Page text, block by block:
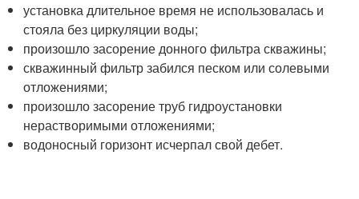
установка длительное время не использовалась и
стояла без циркуляции воды;
произошло засорение донного фильтра скважины;
скважинный фильтр забился песком или солевыми
отложениями;
произошло засорение труб гидроустановки
нерастворимыми отложениями;
водоносный горизонт исчерпал свой дебет.